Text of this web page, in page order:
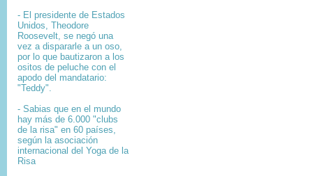
- El presidente de Estados
Unidos, Theodore
Roosevelt, se negó una
vez a dispararle a un oso,
por lo que bautizaron a los
ositos de peluche con el
apodo del mandatario:
"Teddy".
- Sabias que en el mundo
hay más de 6.000 "clubs
de la risa" en 60 países,
según la asociación
internacional del Yoga de la
Risa